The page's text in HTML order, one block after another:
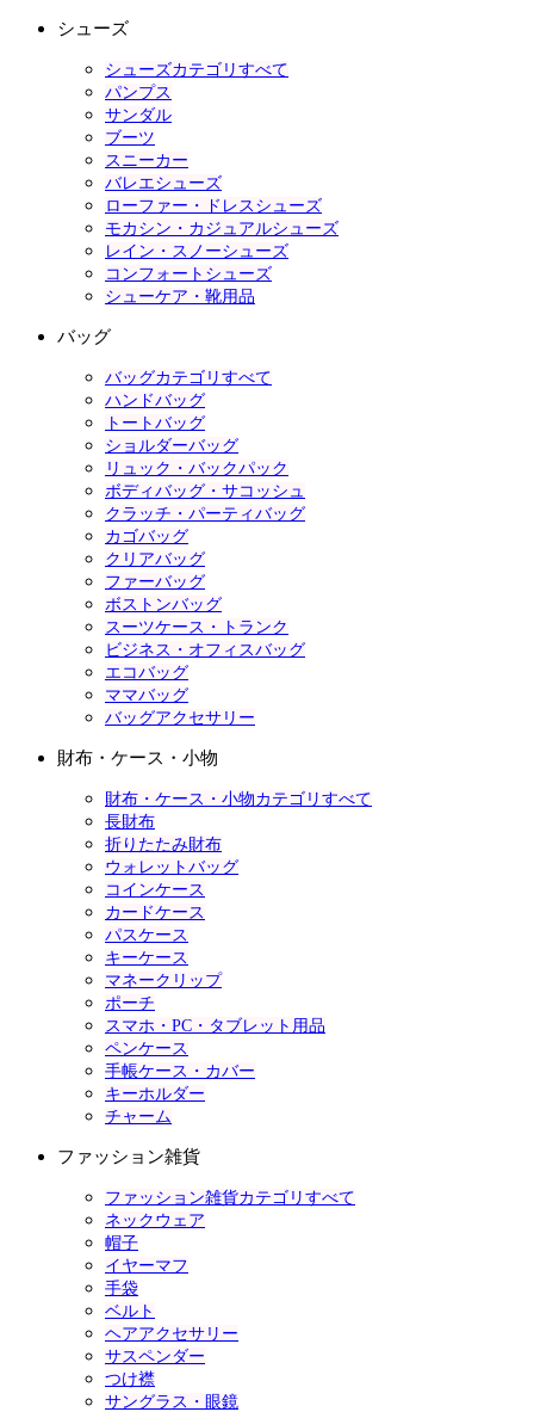
シューズ
シューズカテゴリすべて
パンプス
サンダル
ブーツ
スニーカー
バレエシューズ
ローファー・ドレスシューズ
モカシン・カジュアルシューズ
レイン・スノーシューズ
コンフォートシューズ
シューケア・靴用品
バッグ
バッグカテゴリすべて
ハンドバッグ
トートバッグ
ショルダーバッグ
リュック・バックパック
ボディバッグ・サコッシュ
クラッチ・パーティバッグ
カゴバッグ
クリアバッグ
ファーバッグ
ボストンバッグ
スーツケース・トランク
ビジネス・オフィスバッグ
エコバッグ
ママバッグ
バッグアクセサリー
財布・ケース・小物
財布・ケース・小物カテゴリすべて
長財布
折りたたみ財布
ウォレットバッグ
コインケース
カードケース
パスケース
キーケース
マネークリップ
ポーチ
スマホ・PC・タブレット用品
ペンケース
手帳ケース・カバー
キーホルダー
チャーム
ファッション雑貨
ファッション雑貨カテゴリすべて
ネックウェア
帽子
イヤーマフ
手袋
ベルト
ヘアアクセサリー
サスペンダー
つけ襟
サングラス・眼鏡